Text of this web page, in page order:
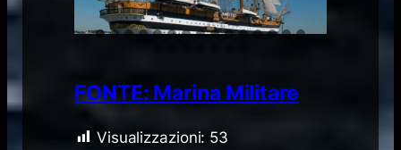
FONTE: Marina Militare
Visualizzazioni: 53